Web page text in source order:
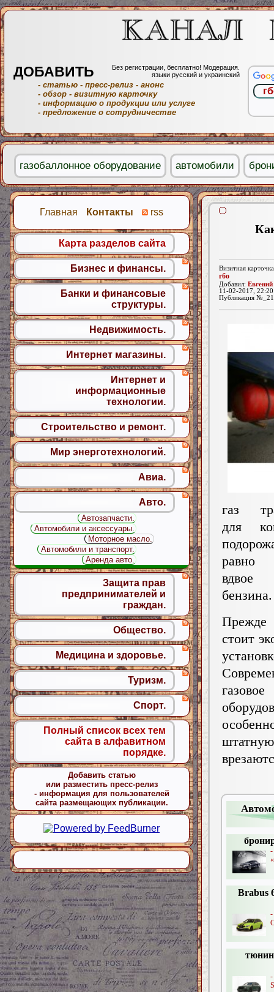
Визитная
гбо
Добавил: Евгений
11-02-2017,
Публикация
Brabus
-
-
газ
для
равно
вдвое
бензина.
стоит
газовое
Главная Контакты rss
Карта разделов сайта
Бизнес и финансы.
Банки и финансовые
структуры.
Недвижимость.
Интернет магазины.
Интернет и
информационные
технологии.
Строительство и ремонт.
Мир энерготехнологий.
Авиа.
Авто.
Автозапчасти.
Автомобили и аксессуары.
Моторное масло.
Автомобили и транспорт.
Аренда авто.
Защита прав
предпринимателей и
граждан.
Общество.
Медицина и здоровье.
Туризм.
Спорт.
Полный список всех тем
сайта в алфавитном
порядке.
Добавить статью
или разместить пресс-релиз
- информация для пользователей
сайта размещающих публикации.
ДОБАВИТЬ
Без регистрации, бесплатно! Модерация.
языки русский и украинский
- статью - пресс-релиз - анонс
- обзор - визитную карточку
- информацию о продукции или услуге
- предложение о сотрудничестве
газобаллонное оборудование автомобили